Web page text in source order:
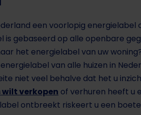
een voorlopig energielabel
is gebaseerd op alle openbare
het energielabel van uw
van alle huizen in
niet veel behalve dat het u
wilt verkopen of verhuren heeft u
ontbreekt riskeert u een